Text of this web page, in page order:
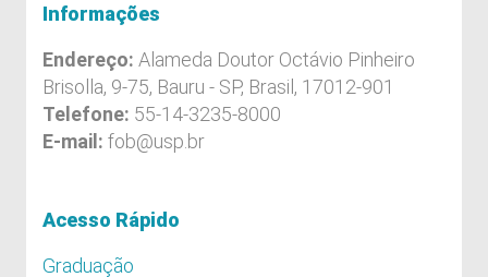
Informações
Endereço: Alameda Doutor Octávio Pinheiro
Brisolla, 9-75, Bauru - SP, Brasil, 17012-901
Telefone: 55-14-3235-8000
E-mail: fob@usp.br
Acesso Rápido
Graduação